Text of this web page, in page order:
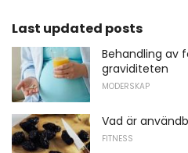
Last updated posts
Behandling av
graviditeten
MODERSKAP
Vad är
FITNESS